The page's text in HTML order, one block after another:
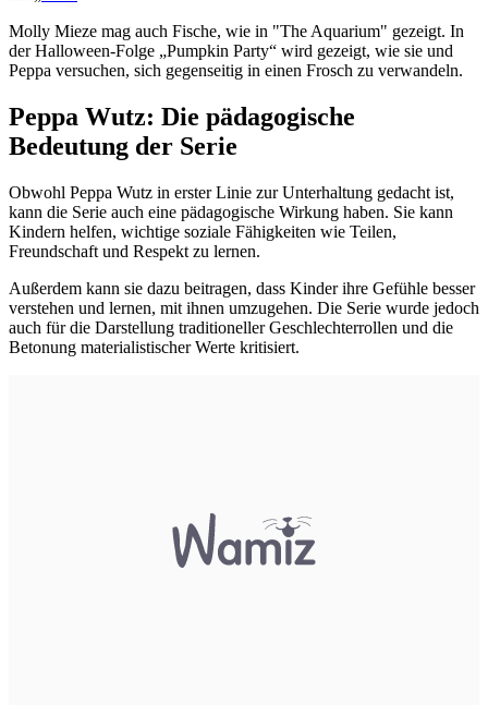
Molly Mieze mag auch Fische, wie in "The Aquarium" gezeigt. In
der Halloween-Folge „Pumpkin Party“ wird gezeigt, wie sie und
Peppa versuchen, sich gegenseitig in einen Frosch zu verwandeln.
Peppa Wutz: Die pädagogische
Bedeutung der Serie
Obwohl Peppa Wutz in erster Linie zur Unterhaltung gedacht ist,
kann die Serie auch eine pädagogische Wirkung haben. Sie kann
Kindern helfen, wichtige soziale Fähigkeiten wie Teilen,
Freundschaft und Respekt zu lernen.
Außerdem kann sie dazu beitragen, dass Kinder ihre Gefühle besser
verstehen und lernen, mit ihnen umzugehen. Die Serie wurde jedoch
auch für die Darstellung traditioneller Geschlechterrollen und die
Betonung materialistischer Werte kritisiert.